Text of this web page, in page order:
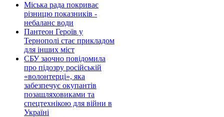
Міська рада покриває
різницю показників -
небаланс води
Пантеон Героїв у
Тернополі стає прикладом
для інших міст
СБУ заочно повідомила
про підозру російській
«волонтерці», яка
забезпечує окупантів
позашляховиками та
спецтехнікою для війни в
Україні